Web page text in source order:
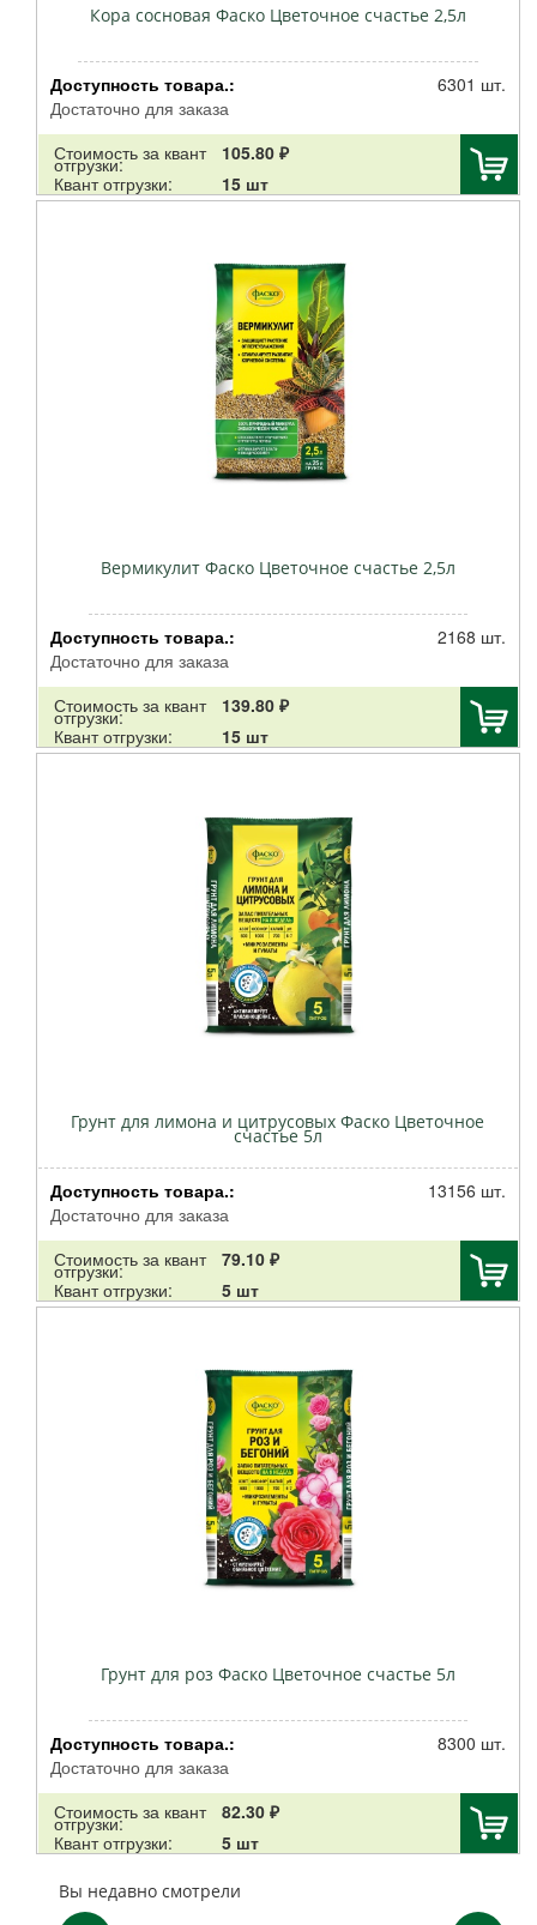
Кора сосновая Фаско Цветочное счастье 2,5л
Доступность товара.:
Достаточно для заказа
6301 шт.
Стоимость за квант
отгрузки:
105.80 ₽
Квант отгрузки:
15 шт
Вермикулит Фаско Цветочное счастье 2,5л
Доступность товара.:
Достаточно для заказа
2168 шт.
Стоимость за квант
отгрузки:
139.80 ₽
Квант отгрузки:
15 шт
Грунт для лимона и цитрусовых Фаско Цветочное
счастье 5л
Доступность товара.:
Достаточно для заказа
13156 шт.
Стоимость за квант
отгрузки:
79.10 ₽
Квант отгрузки:
5 шт
Грунт для роз Фаско Цветочное счастье 5л
Доступность товара.:
Достаточно для заказа
8300 шт.
Стоимость за квант
отгрузки:
82.30 ₽
Квант отгрузки:
5 шт
Вы недавно смотрели